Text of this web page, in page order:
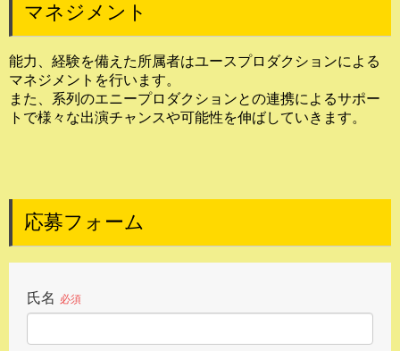
マネジメント
能力、経験を備えた所属者はユースプロダクションによる
マネジメントを行います。
また、系列のエニープロダクションとの連携によるサポー
トで様々な出演チャンスや可能性を伸ばしていきます。
応募フォーム
氏名 必須